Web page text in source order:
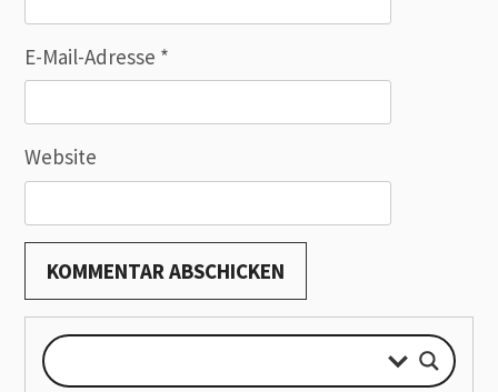
E-Mail-Adresse *
Website